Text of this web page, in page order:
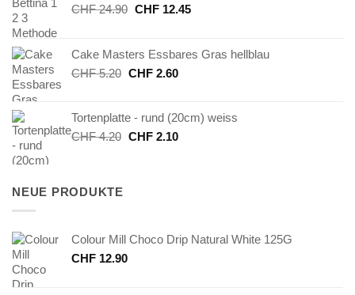
CHF24.90 Ursprünglicher
CHF 24.90
CHF12.45Aktueller
CHF 12.45.
Cake Masters Essbares Gras hellblau
CHF5.20 Ursprünglicher
CHF 5.20
CHF2.60Aktueller
CHF 2.60.
Tortenplatte - rund (20cm) weiss
CHF4.20 Ursprünglicher
CHF2.10Aktueller
NEUE PRODUKTE
Colour Mill Choco Drip Natural White 125G
CHF 12.90